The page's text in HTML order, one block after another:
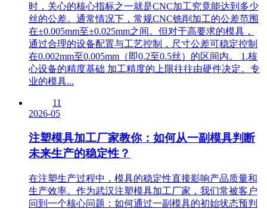
时，关心的核心指标之一就是CNC加工究竟能达到多少
丝的公差。通常情况下，常规CNC铣削加工的公差范围
在±0.005mm至±0.025mm之间。但对于高要求的模具，
通过合理的设备配置与工艺控制，尺寸公差可稳定控制
在0.002mm至0.005mm（即0.2至0.5丝）的区间内。 1.核
心设备的精度基础 加工精度的上限往往由硬件决定。专
业的模具...
11
2026-05
注塑模具加工厂家教你：如何从一副模具判断
未来生产的稳定性？
在注塑生产过程中，模具的稳定性直接影响产品质量和
生产效率。作为武汉注塑模具加工厂家，我们常被客户
问到一个核心问题：如何通过一副模具的初始状态预判